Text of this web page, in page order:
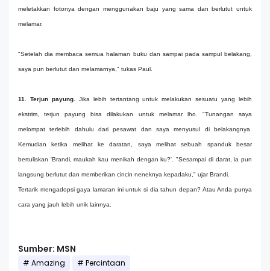
meletakkan fotonya dengan menggunakan baju yang sama dan berlutut untuk
melamar.
"Setelah dia membaca semua halaman buku dan sampai pada sampul belakang,
saya pun berlutut dan melamarnya," tukas Paul.
11. Terjun payung. Jika lebih tertantang untuk melakukan sesuatu yang lebih
ekstrim, terjun payung bisa dilakukan untuk melamar lho. "Tunangan saya
melompat terlebih dahulu dari pesawat dan saya menyusul di belakangnya.
Kemudian ketika melihat ke daratan, saya melihat sebuah spanduk besar
bertuliskan 'Brandi, maukah kau menikah dengan ku?'. "Sesampai di darat, ia pun
langsung berlutut dan memberikan cincin neneknya kepadaku," ujar Brandi.
Tertarik mengadopsi gaya lamaran ini untuk si dia tahun depan? Atau Anda punya
cara yang jauh lebih unik lainnya.
Sumber: MSN
Amazing Percintaan